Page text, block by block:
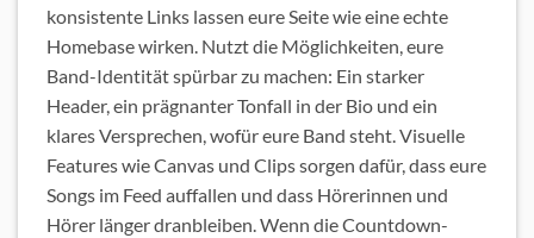
konsistente Links lassen eure Seite wie eine echte
Homebase wirken. Nutzt die Möglichkeiten, eure
Band-Identität spürbar zu machen: Ein starker
Header, ein prägnanter Tonfall in der Bio und ein
klares Versprechen, wofür eure Band steht. Visuelle
Features wie Canvas und Clips sorgen dafür, dass eure
Songs im Feed auffallen und dass Hörerinnen und
Hörer länger dranbleiben. Wenn die Countdown-